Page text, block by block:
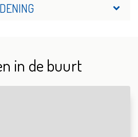
in de buurt